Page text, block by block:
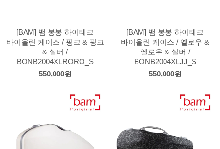
[BAM] 뱀 봉봉 하이테크
바이올린 케이스 / 핑크 & 핑크
& 실버 /
BONB2004XLRORO_S
550,000원
[BAM] 뱀 봉봉 하이테크
바이올린 케이스 / 옐로우 &
옐로우 & 실버 /
BONB2004XLJJ_S
550,000원